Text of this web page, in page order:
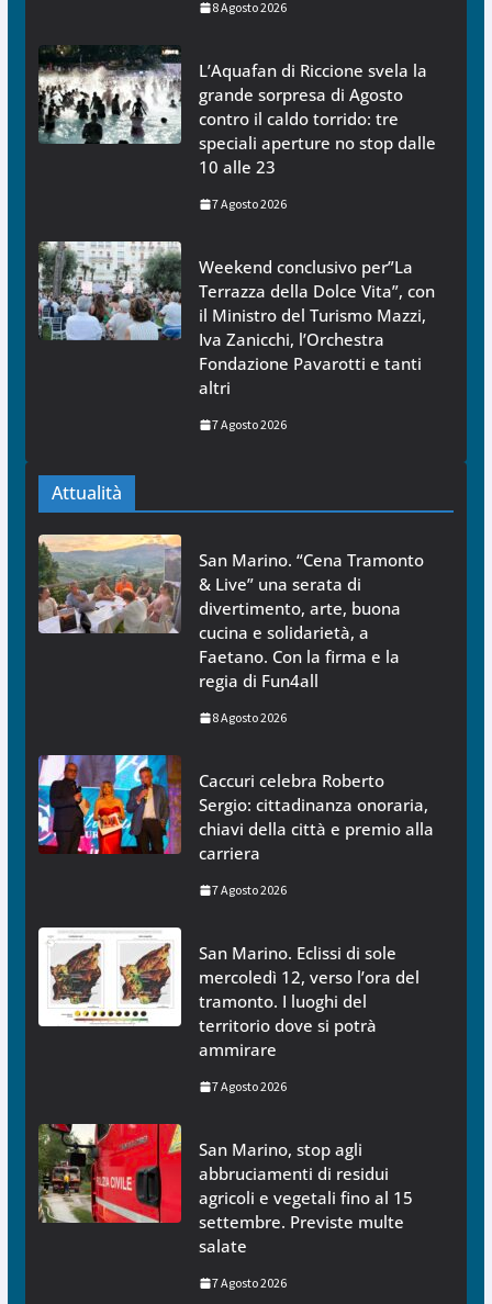
8 Agosto 2026
L’Aquafan di Riccione svela la
grande sorpresa di Agosto
contro il caldo torrido: tre
speciali aperture no stop dalle
10 alle 23
7 Agosto 2026
Weekend conclusivo per”La
Terrazza della Dolce Vita”, con
il Ministro del Turismo Mazzi,
Iva Zanicchi, l’Orchestra
Fondazione Pavarotti e tanti
altri
7 Agosto 2026
Attualità
San Marino. “Cena Tramonto
& Live” una serata di
divertimento, arte, buona
cucina e solidarietà, a
Faetano. Con la firma e la
regia di Fun4all
8 Agosto 2026
Caccuri celebra Roberto
Sergio: cittadinanza onoraria,
chiavi della città e premio alla
carriera
7 Agosto 2026
San Marino. Eclissi di sole
mercoledì 12, verso l’ora del
tramonto. I luoghi del
territorio dove si potrà
ammirare
7 Agosto 2026
San Marino, stop agli
abbruciamenti di residui
agricoli e vegetali fino al 15
settembre. Previste multe
salate
7 Agosto 2026